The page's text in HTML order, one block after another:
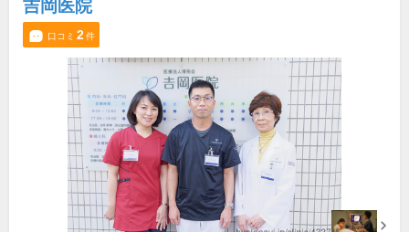
吉岡医院
口コミ 2件